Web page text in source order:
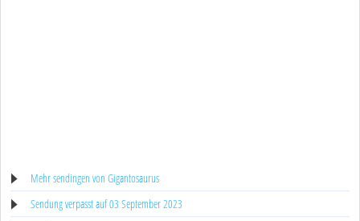
Mehr sendingen von Gigantosaurus
Sendung verpasst auf 03 September 2023